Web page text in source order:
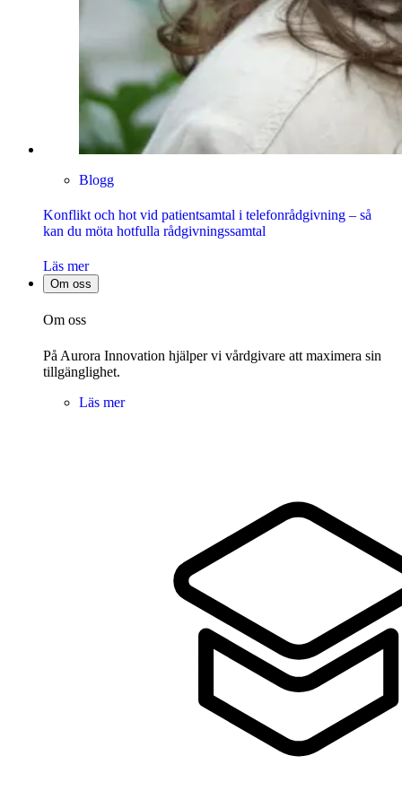
Blogg
Konflikt och hot vid patientsamtal i telefonrådgivning – så
kan du möta hotfulla rådgivningssamtal
Läs mer
Om oss
Om oss
På Aurora Innovation hjälper vi vårdgivare att maximera sin
tillgänglighet.
Läs mer